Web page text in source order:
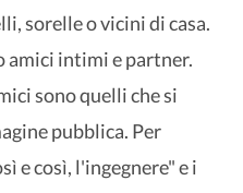
sorelle o vicini di casa.
amici intimi e partner.
sono quelli che si
pubblica. Per
e così, l'ingegnere" e i